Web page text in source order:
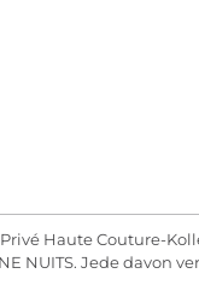
Haute Couture-
NUITS. Jede